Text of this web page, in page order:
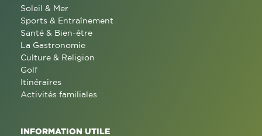
Soleil & Mer
Sports & Entraînement
Santé & Bien-être
La Gastronomie
Culture & Religion
Golf
Itinéraires
Activités familiales
INFORMATION UTILE